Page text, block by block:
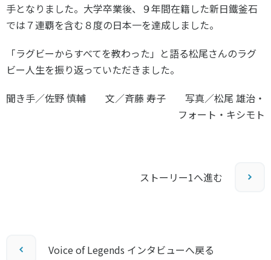
知る学ぶ
SPORT POLICY INCUBATOR ―スポーツ政策の『卵』 ―
Sport Topics
手となりました。大学卒業後、９年間在籍した新日鐵釜石
では７連覇を含む８度の日本一を達成しました。
「ラグビーからすべてを教わった」と語る松尾さんのラグ
ビー人生を振り返っていただきました。
聞き手／佐野 慎輔 文／斉藤 寿子 写真／松尾 雄治・
フォート・キシモト
ストーリー1へ進む
Voice of Legends インタビューへ戻る